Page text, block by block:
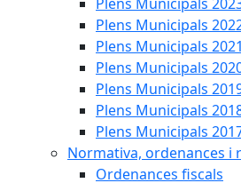
Plens Municipals
Plens Municipals 2021
Plens Municipals
Plens Municipals
Plens Municipals
Plens Municipals
Normativa, ordenances i
Ordenances fiscals